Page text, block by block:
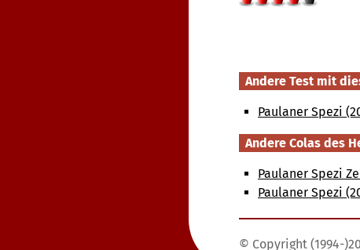
Andere Test mit
Paulaner Spezi
Andere Colas des
Paulaner Spezi
Paulaner Spezi
© Copyright (1994-